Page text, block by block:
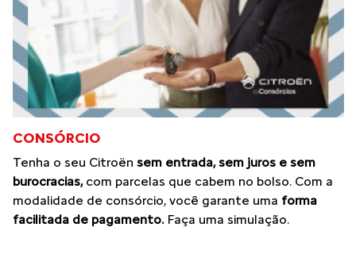
CONSÓRCIO
Tenha o seu Citroën sem entrada, sem juros e sem
burocracias,com parcelas que cabem no bolso. Com a
modalidade de consórcio, você garante uma forma
facilitada de pagamento.Faça uma simulação.